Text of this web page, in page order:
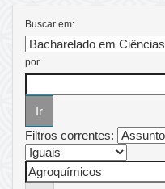
Buscar em:
por
Filtros correntes: